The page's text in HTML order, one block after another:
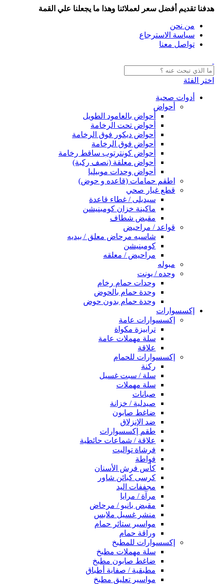
هدفنا تقديم أفضل سعر لعملائنا وهذا ما يجعلنا علي القمة
من نحن
سياسة الاسترجاع
تواصل معنا
اختر الفئة
أدوات صحية
أحواض
أحواض بالعامود الطويل
أحواض تحت الرخامة
أحواض ديكور فوق الرخامة
أحواض فوق الرخامة
أحواض كونترتوب ساقط رخامة
أحواض معلقة (نصف ركبة)
أحواض وحدات موبيليا
اطقم حمامات (قاعده و حوض)
قطع غيار صحي
سيديلى / غطاء قاعدة
ماكينة خزان كومبنيشن
مقبض شطاف
قواعد / مراحيض
شاسيه مرحاض معلق / بيديه
كومبنيشن
مراحيض / معلقه
مبوله
وحده / يونت
وحدات حمام رخام
وحدة حمام بالحوض
وحدة حمام بدون حوض
إكسسوارات
إكسسوارات عامة
ترابيزة مكواة
سلة مهملات عامة
علاقة
إكسسوارات للحمام
ركنة
سلة / سبت غسيل
سلة مهملات
صبانات
صيدلية / خزانة
ضاغط صابون
ضد الإنزلاق
طقم إكسسوارات
علاقة / شماعات حائطية
فرشاة تواليت
فواطة
كأس فرش الأسنان
كرسى كبائن شاور
مجففات اليد
مرآة / مرايا
مقبض بانيو / مرحاض
منشر غسيل ملابس
مواسير ستائر حمام
وراقة حمام
إكسسوارات للمطبخ
سلة مهملات مطبخ
ضاغط صابون مطبخ
مطبقية / صفاية أطباق
مواسير تعليق مطبخ